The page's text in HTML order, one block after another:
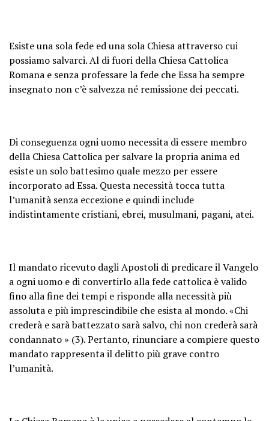
Esiste una sola fede ed una sola Chiesa attraverso cui
possiamo salvarci. Al di fuori della Chiesa Cattolica
Romana e senza professare la fede che Essa ha sempre
insegnato non c’è salvezza né remissione dei peccati.
Di conseguenza ogni uomo necessita di essere membro
della Chiesa Cattolica per salvare la propria anima ed
esiste un solo battesimo quale mezzo per essere
incorporato ad Essa. Questa necessità tocca tutta
l’umanità senza eccezione e quindi include
indistintamente cristiani, ebrei, musulmani, pagani, atei.
Il mandato ricevuto dagli Apostoli di predicare il Vangelo
a ogni uomo e di convertirlo alla fede cattolica è valido
fino alla fine dei tempi e risponde alla necessità più
assoluta e più imprescindibile che esista al mondo. «Chi
crederà e sarà battezzato sarà salvo, chi non crederà sarà
condannato » (3). Pertanto, rinunciare a compiere questo
mandato rappresenta il delitto più grave contro
l’umanità.